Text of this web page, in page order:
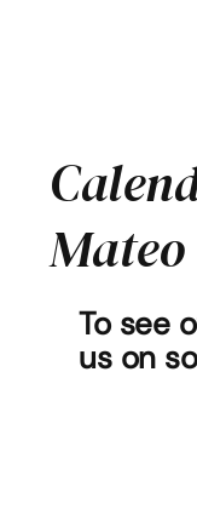
Mateo
To see
us on